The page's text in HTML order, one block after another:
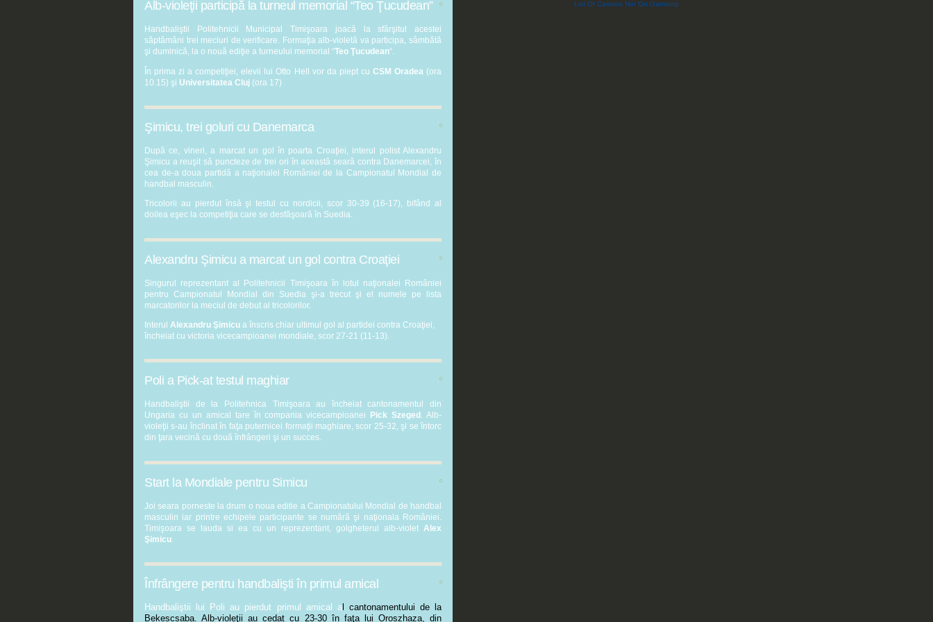
Alb-violeţii participă la turneul memorial “Teo Ţucudean” 0
Handbaliştii Politehnicii Municipal Timişoara joacă la sfârşitul acestei
săptămâni trei meciuri de verificare. Formaţia alb-violetă va participa, sâmbătă
şi duminică, la o nouă ediţie a turneului memorial “Teo Ţucudean“.
În prima zi a competiţiei, elevii lui Otto Hell vor da piept cu CSM Oradea (ora
10.15) şi Universitatea Cluj (ora 17)
Şimicu, trei goluri cu Danemarca 0
După ce, vineri, a marcat un gol în poarta Croaţiei, interul polist Alexandru
Şimicu a reuşit să puncteze de trei ori în această seară contra Danemarcei, în
cea de-a doua partidă a naţionalei României de la Campionatul Mondial de
handbal masculin.
Tricolorii au pierdut însă şi testul cu nordicii, scor 30-39 (16-17), bifând al
doilea eşec la competiţia care se desfăşoară în Suedia.
Alexandru Şimicu a marcat un gol contra Croaţiei 0
Singurul reprezentant al Politehnicii Timişoara în lotul naţionalei României
pentru Campionatul Mondial din Suedia şi-a trecut şi el numele pe lista
marcatorilor la meciul de debut al tricolorilor.
Interul Alexandru Şimicu a înscris chiar ultimul gol al partidei contra Croaţiei,
încheiat cu victoria vicecampioanei mondiale, scor 27-21 (11-13).
Poli a Pick-at testul maghiar 0
Handbaliştii de la Politehnica Timişoara au încheiat cantonamentul din
Ungaria cu un amical tare în compania vicecampioanei
Pick Szeged . Alb-
violeţii s-au înclinat în faţa puternicei formaţii maghiare, scor 25-32, şi se întorc
din ţara vecină cu două înfrângeri şi un succes.
Start la Mondiale pentru Simicu 0
Joi seara porneste la drum o noua editie a Campionatului Mondial de handbal
masculin iar printre echipele participante se numără şi naţionala României.
Timişoara se lauda si ea cu un reprezentant, golgheterul alb-violet Alex
Şimicu
Înfrângere pentru handbalişti în primul amical 0
Handbaliştii lui Poli au pierdut primul amical al cantonamentului de la
Bekescsaba. Alb-violeţii au cedat cu 23-30 în faţa lui Oroszhaza, din
List Of Casinos Not On Gamstop